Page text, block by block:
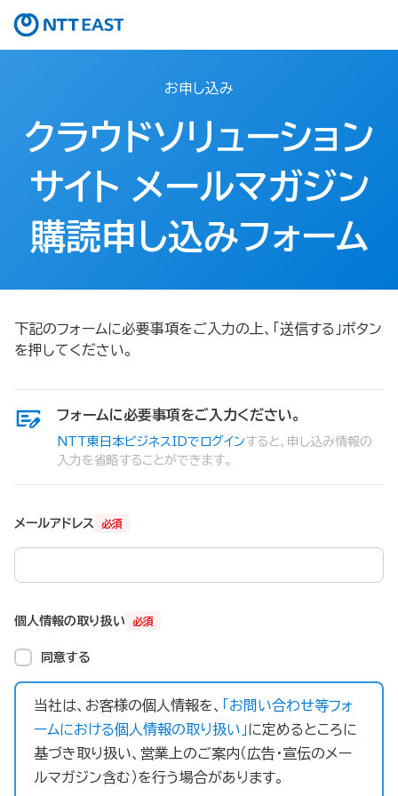
お申し込み
クラウドソリューション
サイト メールマガジン
購読申し込みフォーム
下記のフォームに必要事項をご入力の上、「送信する」ボタン
を押してください。
フォームに必要事項をご入力ください。
NTT東日本ビジネスIDでログインすると、申し込み情報の
入力を省略することができます。
必須
メールアドレス
必須
個人情報の取り扱い
同意する
当社は、お客様の個人情報を、
「お問い合わせ等フォ
ームにおける個人情報の取り扱い」に定めるところに
基づき取り扱い、営業上のご案内（広告・宣伝のメー
ルマガジン含む）を行う場合があります。